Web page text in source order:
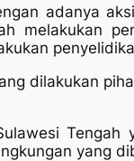
adanya
melakukan
dilakukan
yang